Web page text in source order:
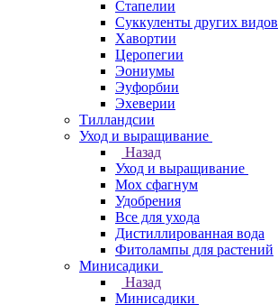
Стапелии
Суккуленты других видов
Хавортии
Церопегии
Эониумы
Эуфорбии
Эхеверии
Тилландсии
Уход и выращивание
Назад
Уход и выращивание
Мох сфагнум
Удобрения
Все для ухода
Дистиллированная вода
Фитолампы для растений
Минисадики
Назад
Минисадики